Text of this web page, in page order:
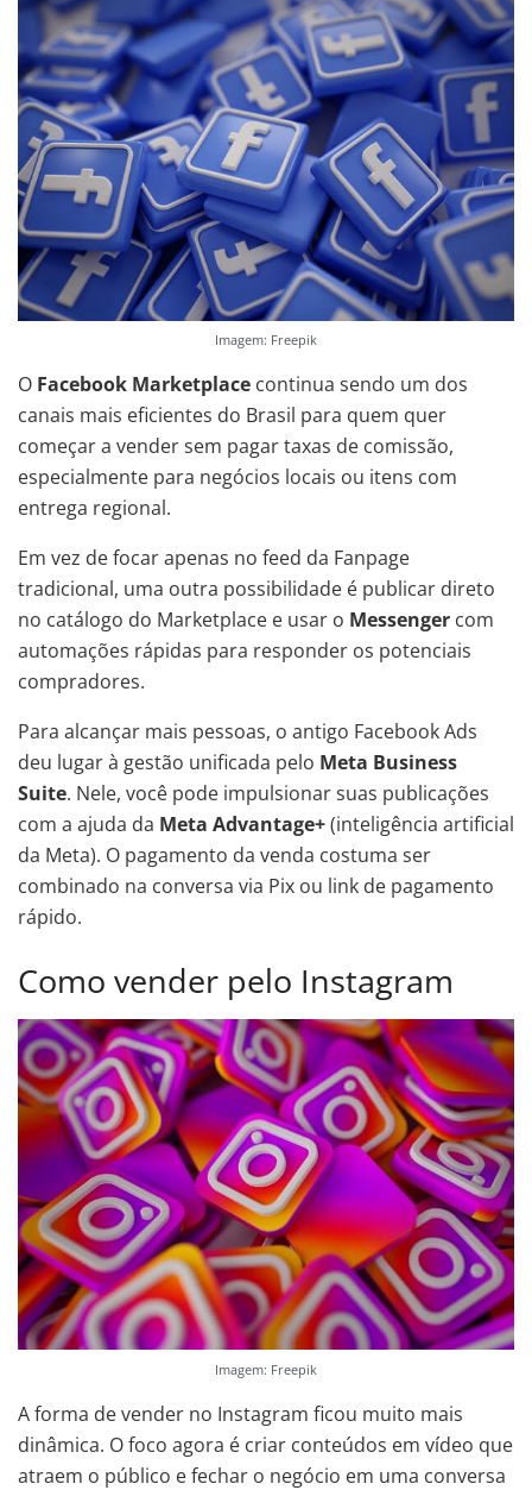
Imagem: Freepik
O Facebook Marketplace continua sendo um dos
canais mais eficientes do Brasil para quem quer
começar a vender sem pagar taxas de comissão,
especialmente para negócios locais ou itens com
entrega regional.
Em vez de focar apenas no feed da Fanpage
tradicional, uma outra possibilidade é publicar direto
no catálogo do Marketplace e usar o Messenger com
automações rápidas para responder os potenciais
compradores.
Para alcançar mais pessoas, o antigo Facebook Ads
deu lugar à gestão unificada pelo Meta Business
Suite. Nele, você pode impulsionar suas publicações
com a ajuda da Meta Advantage+(inteligência artificial
da Meta). O pagamento da venda costuma ser
combinado na conversa via Pix ou link de pagamento
rápido.
Como vender pelo Instagram
Imagem: Freepik
A forma de vender no Instagram ficou muito mais
dinâmica. O foco agora é criar conteúdos em vídeo que
atraem o público e fechar o negócio em uma conversa